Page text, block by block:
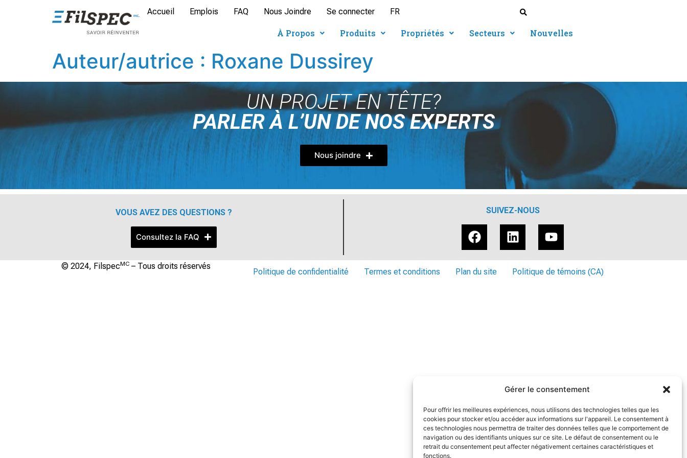
Gérer le consentement
Pour offrir les meilleures expériences, nous utilisons des technologies telles que les
cookies pour stocker et/ou accéder aux informations sur l'appareil. Le consentement à
ces technologies nous permettra de traiter des données telles que le comportement de
navigation ou des identifiants uniques sur ce site. Le défaut de consentement ou le
retrait du consentement peut affecter négativement certaines caractéristiques et
fonctions.
Accueil Emplois FAQ Nous Joindre Se connecter FR
À Propos Produits Propriétés Secteurs Nouvelles
Auteur/autrice : Roxane Dussirey
UN PROJET EN TÊTE?
PARLER À L’UN DE NOS EXPERTS
Nous joindre
VOUS AVEZ DES QUESTIONS ?
Consultez la FAQ
SUIVEZ-NOUS
© 2024, FilspecMC– Tous droits réservés
Politique de confidentialité Termes et conditions Plan du site Politique de témoins (CA)